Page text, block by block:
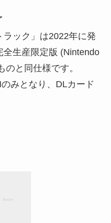
ック」は2022年に発
生産限定版 (Nintendo
と同仕様です。
みとなり、DLカード